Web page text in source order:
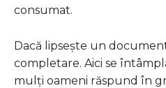
consumat.
Dacă lipsește un
completare. Aici se
mulți oameni răspund în